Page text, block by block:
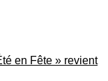
en Fête » revient